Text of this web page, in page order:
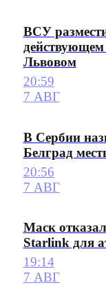
ВСУ
действующем
Львовом
20:59
7 АВГ
В Сербии
Белград
20:56
7 АВГ
Маск
Starlink для
19:14
7 АВГ